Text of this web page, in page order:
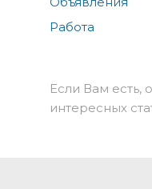
Работа
Если Вам есть,
интересных